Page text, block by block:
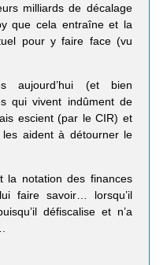
milliards de décalage
que cela entraîne et la
pour y faire face (vu
aujourd’hui (et bien
qui vivent indûment de
escient (par le CIR) et
aident à détourner le
la notation des finances
faire savoir… lorsqu’il
défiscalise et n’a